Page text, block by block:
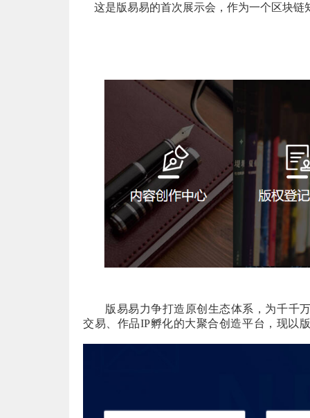
这是版易易的首次展示会，作为一个区块
版易易力争打造原创生态体系，为千千
交易、作品IP孵化的大聚合创造平台，现以